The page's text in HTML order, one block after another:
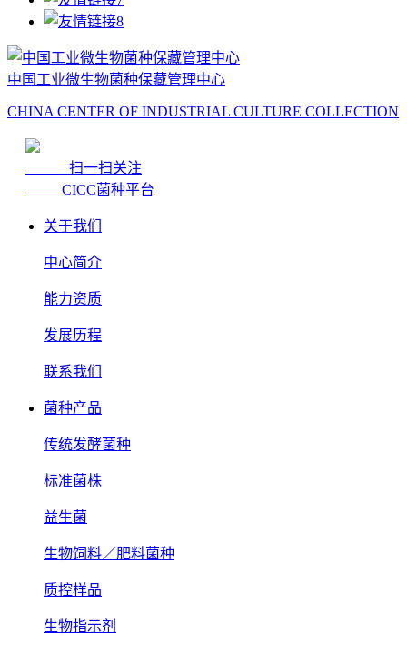
中国工业微生物菌种保藏管理中心
CHINA CENTER OF INDUSTRIAL CULTURE COLLECTION
扫一扫关注
CICC菌种平台
关于我们
中心简介
能力资质
发展历程
联系我们
菌种产品
传统发酵菌种
标准菌株
益生菌
生物饲料／肥料菌种
质控样品
生物指示剂